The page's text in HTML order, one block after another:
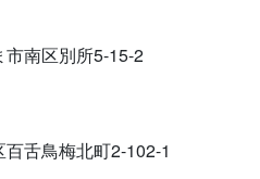
南区別所5-15-2
舌鳥梅北町2-102-1